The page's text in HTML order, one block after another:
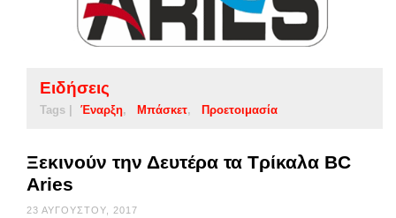
Ειδήσεις
Tags | Έναρξη Μπάσκετ Προετοιμασία
Ξεκινούν την Δευτέρα τα Τρίκαλα BC
Aries
23 ΑΥΓΟΎΣΤΟΥ, 2017